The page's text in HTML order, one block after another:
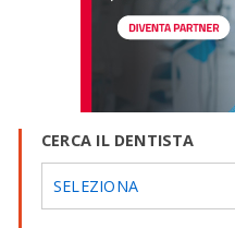
CERCA IL DENTISTA
SELEZIONA